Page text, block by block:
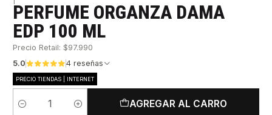
PERFUME ORGANZA DAMA
EDP 100 ML
Precio Retail: $97.990
5.0
4 reseñas
PRECIO TIENDAS | INTERNET
Cantidad
AGREGAR AL CARRO